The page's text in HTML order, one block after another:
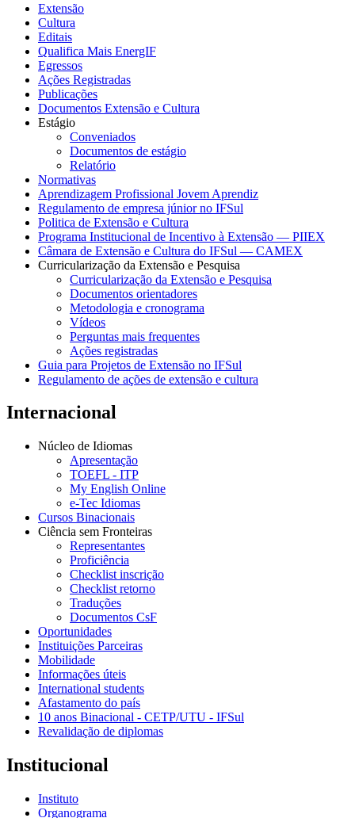
Extensão
Cultura
Editais
Qualifica Mais EnergIF
Egressos
Ações Registradas
Publicações
Documentos Extensão e Cultura
Estágio
Conveniados
Documentos de estágio
Relatório
Normativas
Aprendizagem Profissional Jovem Aprendiz
Regulamento de empresa júnior no IFSul
Politica de Extensão e Cultura
Programa Institucional de Incentivo à Extensão — PIIEX
Câmara de Extensão e Cultura do IFSul — CAMEX
Curricularização da Extensão e Pesquisa
Curricularização da Extensão e Pesquisa
Documentos orientadores
Metodologia e cronograma
Vídeos
Perguntas mais frequentes
Ações registradas
Guia para Projetos de Extensão no IFSul
Regulamento de ações de extensão e cultura
Internacional
Núcleo de Idiomas
Apresentação
TOEFL - ITP
My English Online
e-Tec Idiomas
Cursos Binacionais
Ciência sem Fronteiras
Representantes
Proficiência
Checklist inscrição
Checklist retorno
Traduções
Documentos CsF
Oportunidades
Instituições Parceiras
Mobilidade
Informações úteis
International students
Afastamento do país
10 anos Binacional - CETP/UTU - IFSul
Revalidação de diplomas
Institucional
Instituto
Organograma